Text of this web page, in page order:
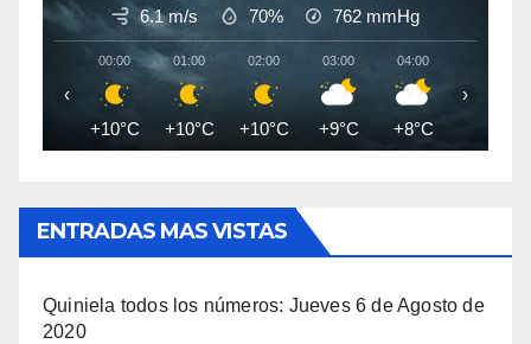
6.1 m/s 70% 762 mmHg
00:00
+10°C
01:00
+10°C
02:00
+10°C
03:00
+9°C
04:00
+8°C +8°C
‹ ›
ENTRADAS MAS VISTAS
Quiniela todos los números: Jueves 6 de Agosto de
2020